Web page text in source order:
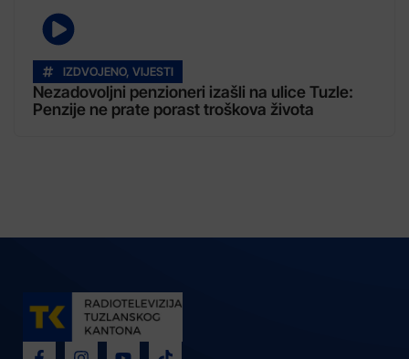
IZDVOJENO, VIJESTI
Nezadovoljni penzioneri izašli na ulice Tuzle:
Penzije ne prate porast troškova života